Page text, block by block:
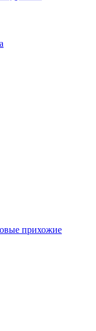
прихожие